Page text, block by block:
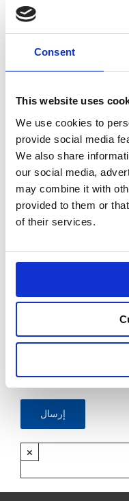
Consent
This website uses
We use cookies to
provide social media
We also share
our social media,
may combine it with
provided to them or
of their services.
العنوان*
المدينة*
من مدير الإنتاج بشركتنا *
بشأن الخصوصية
Accetto
الإخبارية
×